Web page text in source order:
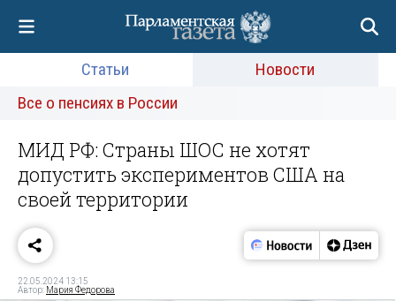
Статьи
Новости
Все о пенсиях в России
МИД РФ: Страны ШОС не хотят
допустить экспериментов США на
своей территории
22.05.2024 13:15
Автор: Мария Федорова